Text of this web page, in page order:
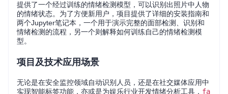
提供了一个经过训练的情绪检测模型，可以识别出照片中人物
的情绪状态。为了方便新用户，项目提供了详细的安装指南和
两个Jupyter笔记本，一个用于演示完整的面部检测、识别和
情绪检测的流程，另一个则解释如何训练自己的情绪检测模
型。
项目及技术应用场景
无论是在安全监控领域自动识别人员，还是在社交媒体应用中
实现智能标签功能，亦或是为娱乐行业开发情绪分析工具， fa